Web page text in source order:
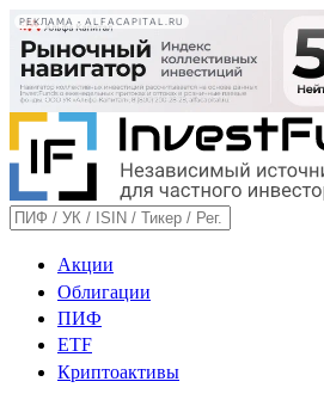
РЕКЛАМА • ALFACAPITAL.RU
Акции
Облигации
ПИФ
ETF
Криптоактивы